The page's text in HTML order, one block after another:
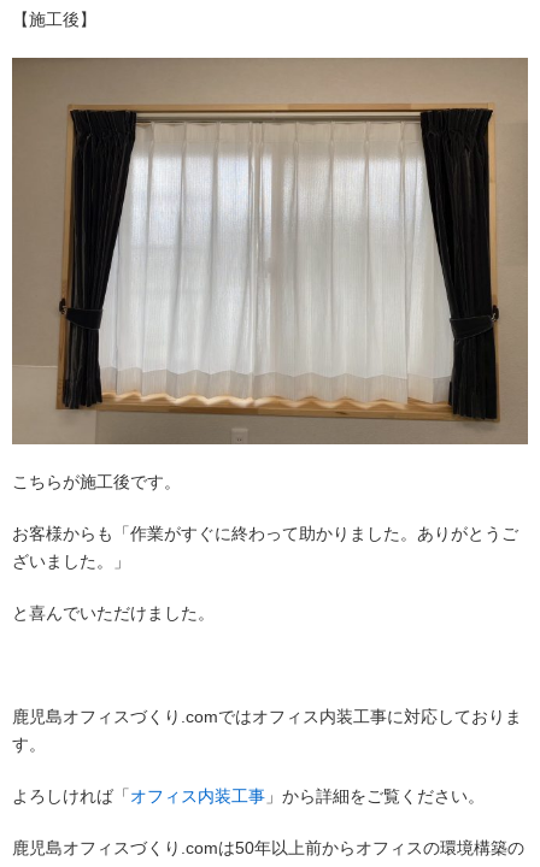
【施工後】
こちらが施工後です。
お客様からも「作業がすぐに終わって助かりました。ありがとうご
ざいました。」
と喜んでいただけました。
鹿児島オフィスづくり.comではオフィス内装工事に対応しておりま
す。
よろしければ「オフィス内装工事 」から詳細をご覧ください。
鹿児島オフィスづくり.comは50年以上前からオフィスの環境構築の